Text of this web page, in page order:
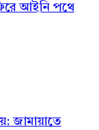
আইনি পথে
জামায়াতে